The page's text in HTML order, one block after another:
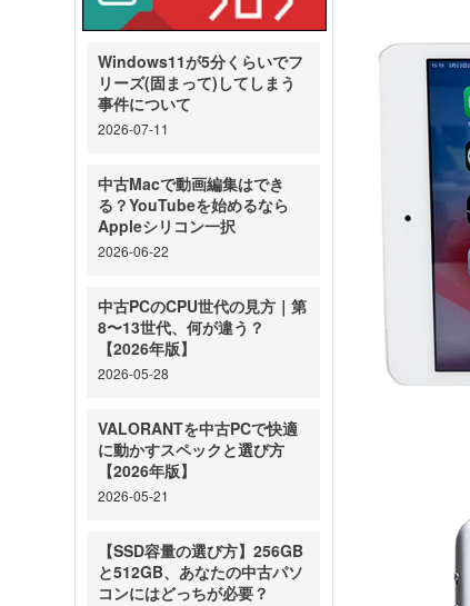
Windows11が5分くらいでフ
リーズ(固まって)してしまう
事件について
2026-07-11
中古Macで動画編集はでき
る？YouTubeを始めるなら
Appleシリコン一択
2026-06-22
中古PCのCPU世代の見方｜第
8〜13世代、何が違う？
【2026年版】
2026-05-28
VALORANTを中古PCで快適
に動かすスペックと選び方
【2026年版】
2026-05-21
【SSD容量の選び方】256GB
と512GB、あなたの中古パソ
コンにはどっちが必要？